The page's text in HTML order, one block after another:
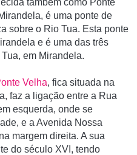
também como Ponte
é uma ponte de
sobre o Rio Tua. Esta ponte
e é uma das três
em Mirandela.
Velha, fica situada na
faz a ligação entre a Rua
esquerda, onde se
e a Avenida Nossa
margem direita. A sua
do século XVI, tendo